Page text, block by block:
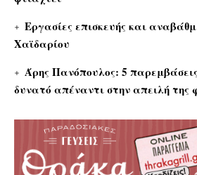
Εργασίες επισκευής και
Χαϊδαρίου
Άρης Πανόπουλος: 5
δυνατό απέναντι στην απειλή της